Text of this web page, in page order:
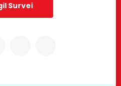
Survei